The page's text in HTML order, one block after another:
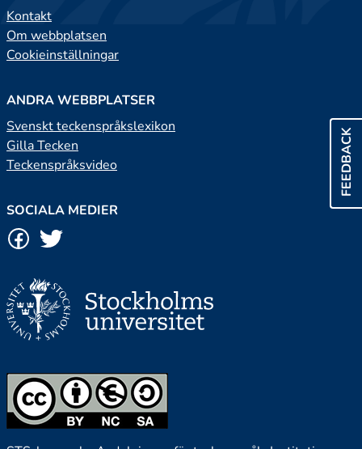
FEEDBACK
Kontakt
Om webbplatsen
Cookieinställningar
ANDRA WEBBPLATSER
Svenskt teckenspråkslexikon
Gilla Tecken
Teckenspråksvideo
SOCIALA MEDIER